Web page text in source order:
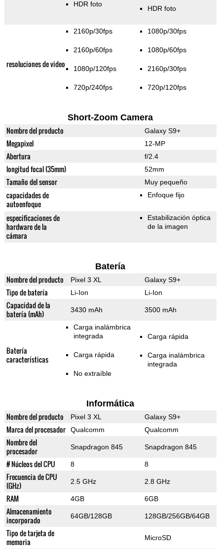
HDR foto
HDR foto
resoluciones de video
2160p/30fps
2160p/60fps
1080p/120fps
720p/240fps
1080p/30fps
1080p/60fps
2160p/30fps
720p/120fps
Short-Zoom Camera
Nombre del producto Galaxy S9+
Megapixel 12-MP
Abertura f/2.4
longitud focal (35mm) 52mm
Tamaño del sensor Muy pequeño
capacidades de
autoenfoque
Enfoque fijo
especificaciones de
hardware de la
cámara
Estabilización óptica
de la imagen
Batería
Nombre del producto Pixel 3 XL Galaxy S9+
Tipo de batería Li-Ion Li-Ion
Capacidad de la
batería (mAh)
3430 mAh 3500 mAh
Batería
características
Carga inalámbrica
integrada
Carga rápida
No extraíble
Carga rápida
Carga inalámbrica
integrada
Informática
Nombre del producto Pixel 3 XL Galaxy S9+
Marca del procesador Qualcomm Qualcomm
Nombre del
procesador
Snapdragon 845 Snapdragon 845
# Núcleos del CPU 8 8
Frecuencia de CPU
(GHz)
2.5 GHz 2.8 GHz
RAM 4GB 6GB
Almacenamiento
incorporado
64GB/128GB 128GB/256GB/64GB
Tipo de tarjeta de
memoria
MicroSD